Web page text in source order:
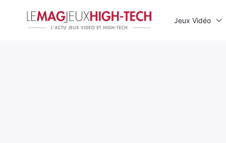
Jeux Vidéo